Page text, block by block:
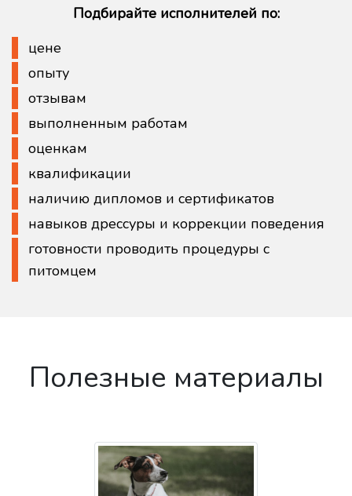
Подбирайте исполнителей по:
цене
опыту
отзывам
выполненным работам
оценкам
квалификации
наличию дипломов и сертификатов
навыков дрессуры и коррекции поведения
готовности проводить процедуры с
питомцем
Полезные материалы